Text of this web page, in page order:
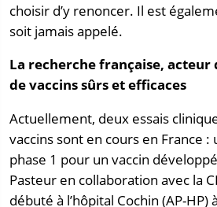
choisir d’y renoncer. Il est
soit jamais appelé.
La recherche française,
de vaccins sûrs et efficaces
Actuellement, deux essais
vaccins sont en cours en France :
phase 1 pour un vaccin
Pasteur en collaboration avec la
débuté à l’hôpital Cochin (AP-HP)